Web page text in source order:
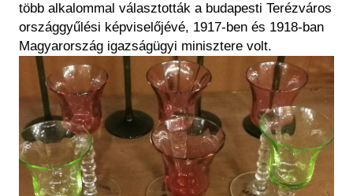
több alkalommal választották a budapesti Terézváros
országgyűlési képviselőjévé, 1917-ben és 1918-ban
Magyarország igazságügyi minisztere volt.
Kép